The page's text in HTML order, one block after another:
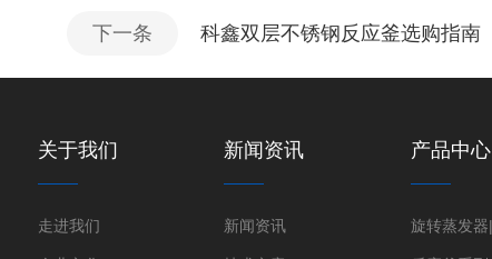
下一条 科鑫双层不锈钢反应釜选购指南
关于我们
走进我们
新闻资讯
新闻资讯
产品中心